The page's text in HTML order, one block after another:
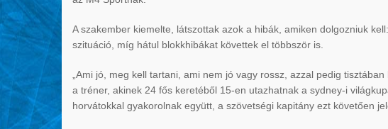
A szakember kiemelte, látszottak azok a hibák, amiken dolgozniuk
szituáció, míg hátul blokkhibákat követtek el többször is.
„Ami jó, meg kell tartani, ami nem jó vagy rossz, azzal pedig
a tréner, akinek 24 fős keretéből 15-en utazhatnak a sydney-i
horvátokkal gyakorolnak együtt, a szövetségi kapitány ezt követően